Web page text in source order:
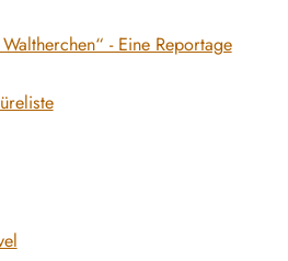
- Eine Reportage